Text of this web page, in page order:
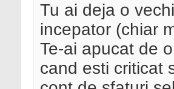
Tu ai deja o
incepator (chiar
Te-ai apucat de
cand esti criticat